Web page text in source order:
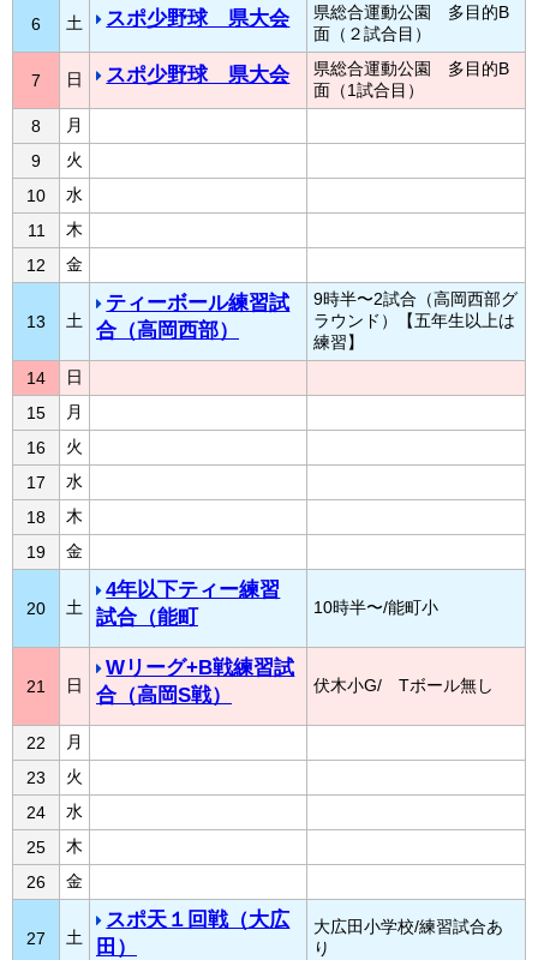
6 土 スポ少野球 県大会
県総合運動公園 多目的B
面（２試合目）
7 日 スポ少野球 県大会
県総合運動公園 多目的B
面（1試合目）
8
月
9
火
10
水
11
木
12
金
13 土
ティーボール練習試
合（高岡西部）
9時半〜2試合（高岡西部グ
ラウンド）【五年生以上は
練習】
14
日
15
月
16
火
17
水
18
木
19
金
20 土
4年以下ティー練習
試合（能町
10時半〜/能町小
21 日
Wリーグ+B戦練習試
合（高岡S戦）
伏木小G/ Tボール無し
22
月
23
火
24
水
25
木
26
金
27 土
スポ天１回戦（大広
田）
大広田小学校/練習試合あ
り